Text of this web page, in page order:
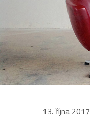
13. října 2017